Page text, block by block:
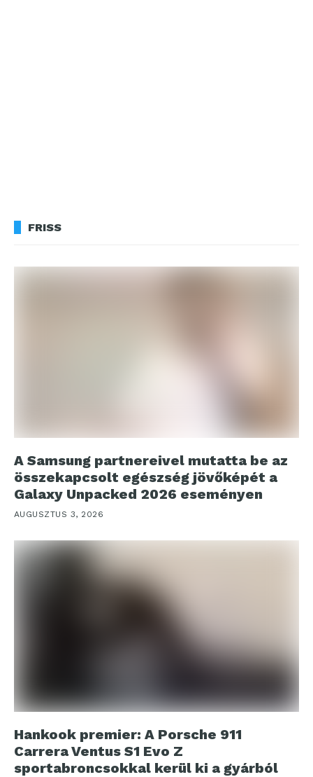
FRISS
A Samsung partnereivel mutatta be az
összekapcsolt egészség jövőképét a
Galaxy Unpacked 2026 eseményen
AUGUSZTUS 3, 2026
Hankook premier: A Porsche 911
Carrera Ventus S1 Evo Z
sportabroncsokkal kerül ki a gyárból